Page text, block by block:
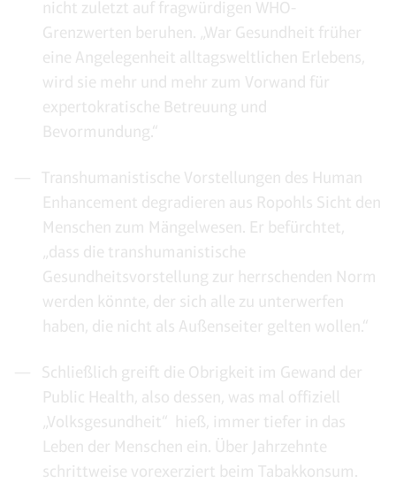
nicht zuletzt auf fragwürdigen WHO-
Grenzwerten beruhen. „War Gesundheit früher
eine Angelegenheit alltagsweltlichen Erlebens,
wird sie mehr und mehr zum Vorwand für
expertokratische Betreuung und
Bevormundung.“
Transhumanistische Vorstellungen des Human
Enhancement degradieren aus Ropohls Sicht den
Menschen zum Mängelwesen. Er befürchtet,
„dass die transhumanistische
Gesundheitsvorstellung zur herrschenden Norm
werden könnte, der sich alle zu unterwerfen
haben, die nicht als Außenseiter gelten wollen.“
Schließlich greift die Obrigkeit im Gewand der
Public Health, also dessen, was mal offiziell
„Volksgesundheit“ hieß, immer tiefer in das
Leben der Menschen ein. Über Jahrzehnte
schrittweise vorexerziert beim Tabakkonsum.